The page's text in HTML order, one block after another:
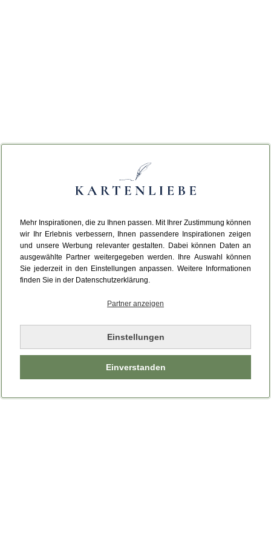
Mehr Inspirationen, die zu Ihnen passen. Mit Ihrer Zustimmung können
wir Ihr Erlebnis verbessern, Ihnen passendere Inspirationen zeigen
und unsere Werbung relevanter gestalten. Dabei können Daten an
ausgewählte Partner weitergegeben werden. Ihre Auswahl können
Sie jederzeit in den Einstellungen anpassen. Weitere Informationen
finden Sie in der Datenschutzerklärung.
Partner anzeigen
Einstellungen
Einverstanden